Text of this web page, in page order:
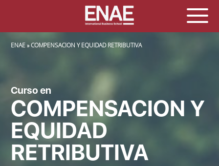
SOBRESCRIBIR ENLACES DE AYUDA A LA NAVEGACIÓN
ENAE COMPENSACION Y EQUIDAD RETRIBUTIVA
Curso en
COMPENSACION Y
EQUIDAD
RETRIBUTIVA